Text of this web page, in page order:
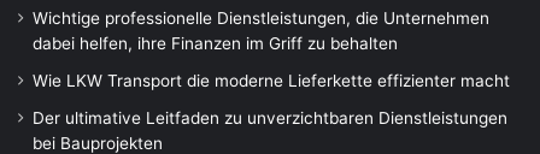
Wichtige professionelle Dienstleistungen, die Unternehmen
dabei helfen, ihre Finanzen im Griff zu behalten
Wie LKW Transport die moderne Lieferkette effizienter macht
Der ultimative Leitfaden zu unverzichtbaren Dienstleistungen
bei Bauprojekten